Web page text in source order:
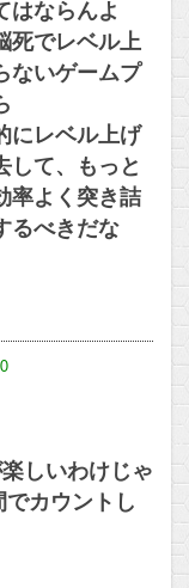
はならんよ
死でレベル上
ないゲームプ
にレベル上げ
して、もっと
率よく突き詰
るべきだな
しいわけじゃ
カウントし